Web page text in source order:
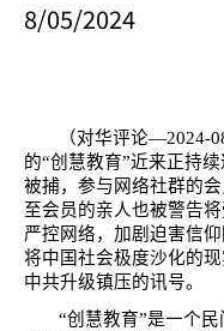
8/05/2024
（对华评论—2024-
的“创慧教育”近来正持
被捕，参与网络社群的
至会员的亲人也被警告
严控网络，加剧迫害信
将中国社会极度沙化的
中共升级镇压的讯号。
“创慧教育”是一个